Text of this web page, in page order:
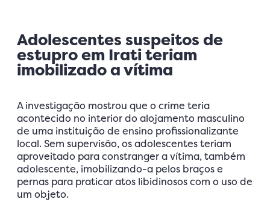
Adolescentes suspeitos de
estupro em Irati teriam
imobilizado a vítima
A investigação mostrou que o crime teria
acontecido no interior do alojamento masculino
de uma instituição de ensino profissionalizante
local. Sem supervisão, os adolescentes teriam
aproveitado para constranger a vítima, também
adolescente, imobilizando-a pelos braços e
pernas para praticar atos libidinosos com o uso de
um objeto.